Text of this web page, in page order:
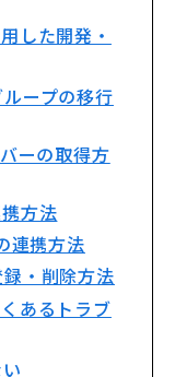
した開発・
ープの移行
ーの取得方
方法
連携方法
・削除方法
あるトラブ